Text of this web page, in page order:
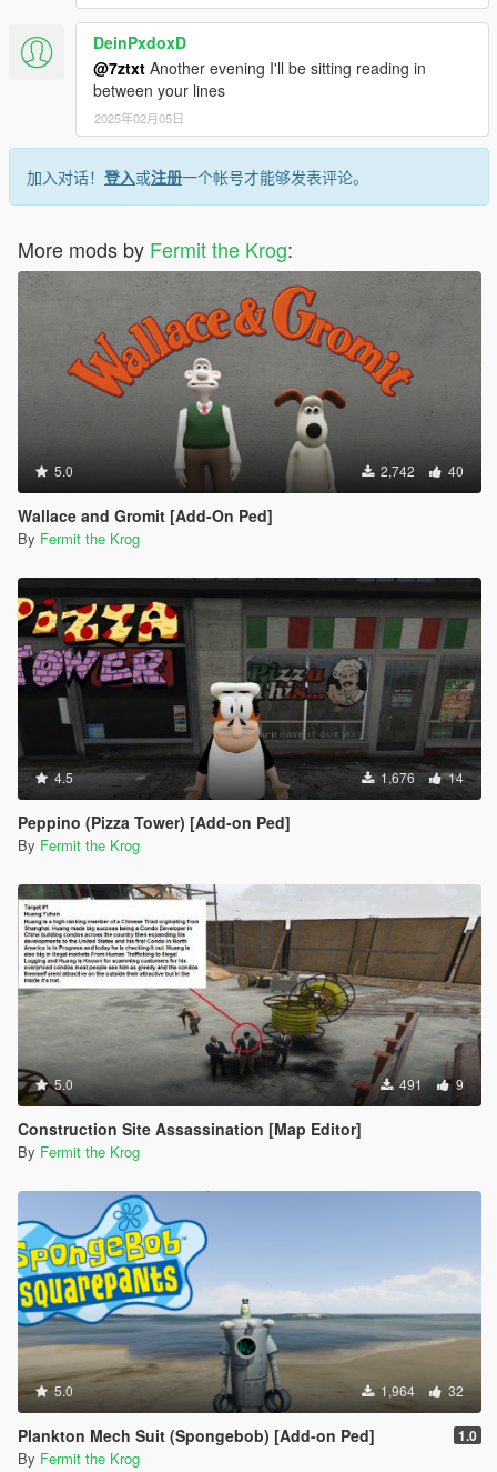
DeinPxdoxD
@7ztxt Another evening I'll be sitting reading in
between your lines
2025年02月05日
加入对话！ 登入或注册一个帐号才能够发表评论。
More mods by Fermit the Krog:
5.0 2,742 40
Wallace and Gromit [Add-On Ped]
By Fermit the Krog
4.5 1,676 14
Peppino (Pizza Tower) [Add-on Ped]
By Fermit the Krog
5.0 491 9
Construction Site Assassination [Map Editor]
By Fermit the Krog
5.0 1,964 32
Plankton Mech Suit (Spongebob) [Add-on Ped] 1.0
By Fermit the Krog